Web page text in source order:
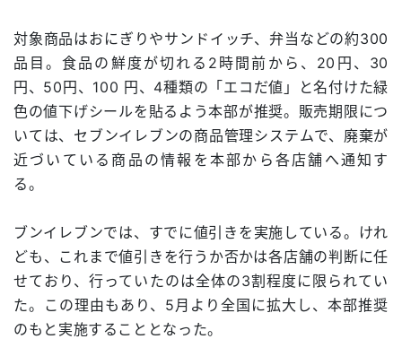
対象商品はおにぎりやサンドイッチ、弁当などの約300
品目。食品の鮮度が切れる2時間前から、20円、30
円、50円、100 円、4種類の「エコだ値」と名付けた緑
色の値下げシールを貼るよう本部が推奨。販売期限につ
いては、セブンイレブンの商品管理システムで、廃棄が
近づいている商品の情報を本部から各店舗へ通知す
る。
ブンイレブンでは、すでに値引きを実施している。けれ
ども、これまで値引きを行うか否かは各店舗の判断に任
せており、行っていたのは全体の3割程度に限られてい
た。この理由もあり、5月より全国に拡大し、本部推奨
のもと実施することとなった。